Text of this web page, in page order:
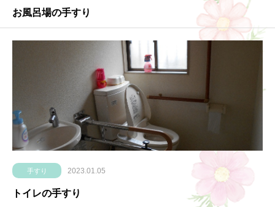
お風呂場の手すり
手すり 2023.01.05
トイレの手すり